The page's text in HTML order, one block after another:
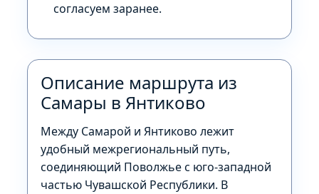
согласуем заранее.
Описание маршрута из
Самары в Янтиково
Между Самарой и Янтиково лежит
удобный межрегиональный путь,
соединяющий Поволжье с юго-западной
частью Чувашской Республики. В